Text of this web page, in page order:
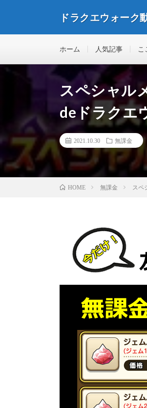
ドラクエウォーク
ホーム 人気記事 こ
スペシャル
deドラクエ
2021.10.30 無課金
HOME 無課金 スペ